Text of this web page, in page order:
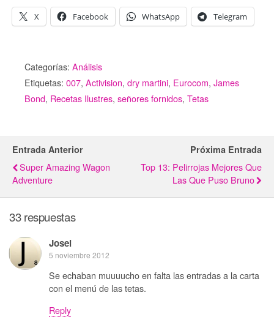
X Facebook WhatsApp Telegram
Categorías: Análisis
Etiquetas: 007, Activision, dry martini, Eurocom, James
Bond, Recetas Ilustres, señores fornidos, Tetas
Entrada Anterior
Super Amazing Wagon
Adventure
Próxima Entrada
Top 13: Pelirrojas Mejores Que
Las Que Puso Bruno
33 respuestas
Josei
5 noviembre 2012
Se echaban muuuucho en falta las entradas a la carta
con el menú de las tetas.
Reply